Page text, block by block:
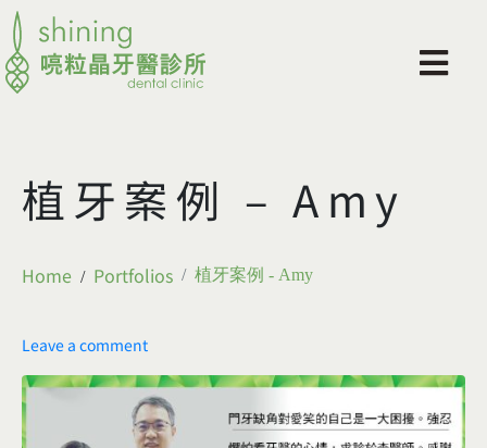
植牙案例 – Amy
Home Portfolios 植牙案例 - Amy
Leave a comment